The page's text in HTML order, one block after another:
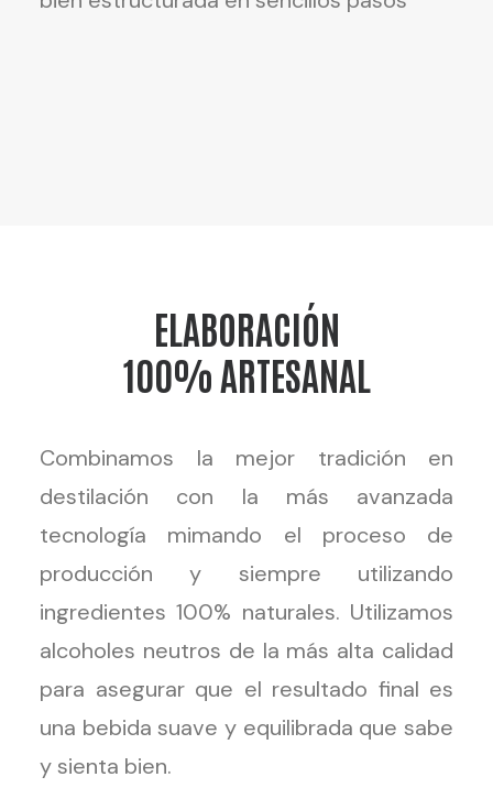
ELABORACIÓN
100% ARTESANAL
Combinamos la mejor tradición en
destilación con la más avanzada
tecnología mimando el proceso de
producción y siempre utilizando
ingredientes 100% naturales. Utilizamos
alcoholes neutros de la más alta calidad
para asegurar que el resultado final es
una bebida suave y equilibrada que sabe
y sienta bien.